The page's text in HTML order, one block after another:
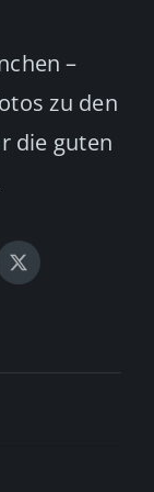
–
zu den
die guten